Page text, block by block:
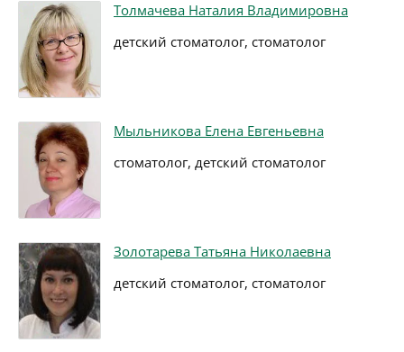
Толмачева Наталия Владимировна
детский стоматолог, стоматолог
Мыльникова Елена Евгеньевна
стоматолог, детский стоматолог
Золотарева Татьяна Николаевна
детский стоматолог, стоматолог